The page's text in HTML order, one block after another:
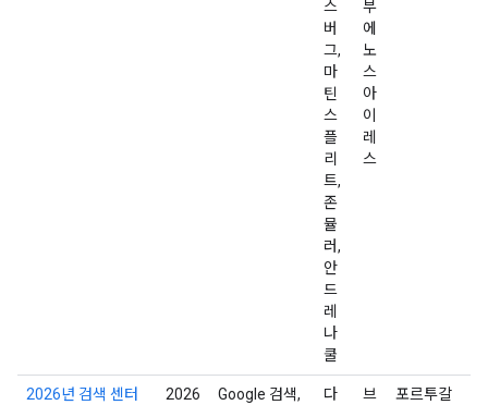
스
버
그,
마
틴
스
플
리
트,
존
뮬
러,
안
드
레
나
쿨
부
에
노
스
아
이
레
스
2026년 검색 센터
2026
Google 검색,
다
브
포르투갈